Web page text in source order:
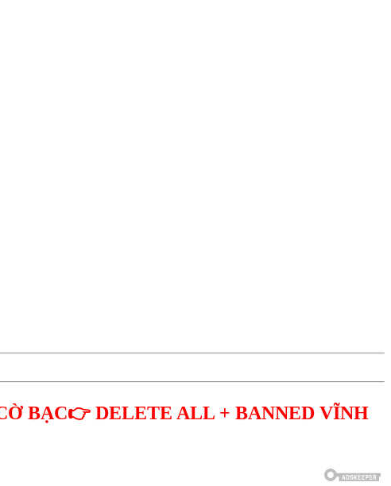
BẠC👉 DELETE ALL + BANNED VĨNH